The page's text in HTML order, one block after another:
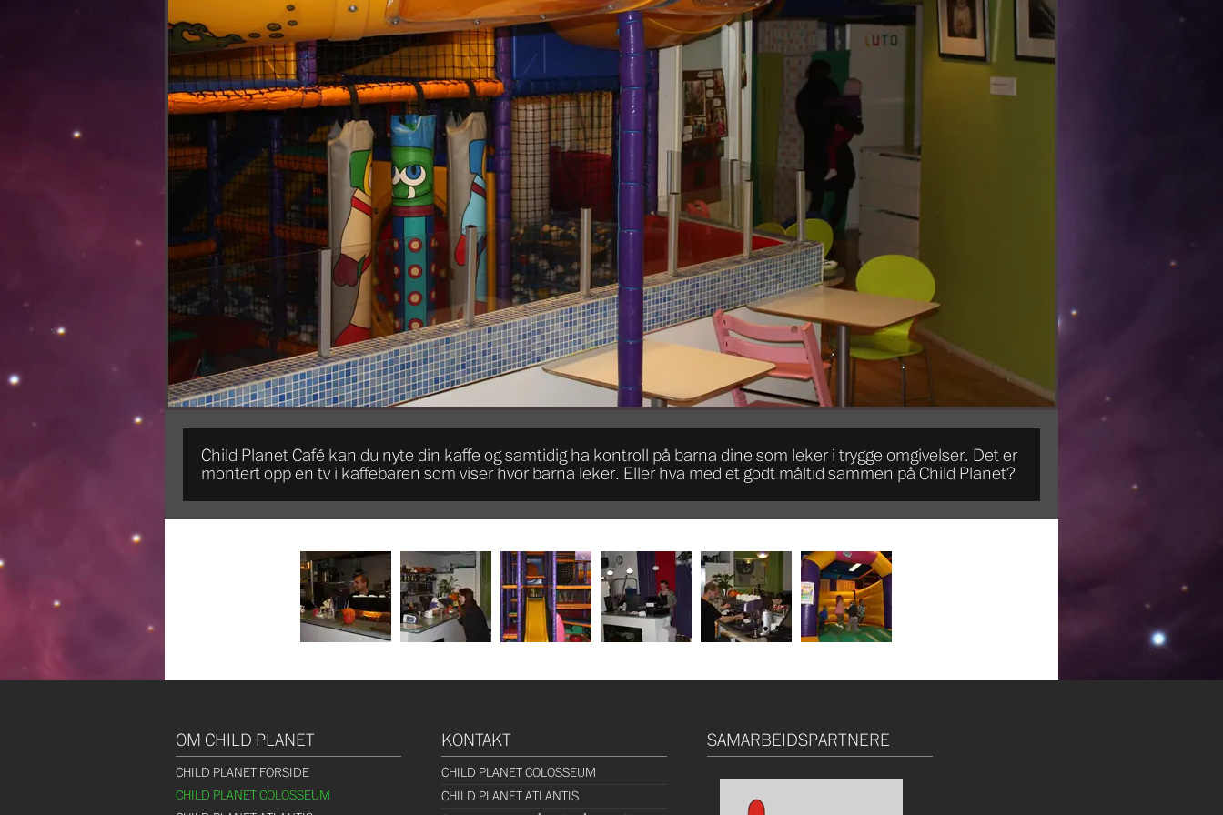
Child Planet Café kan du nyte din kaffe og samtidig ha kontroll på barna dine som leker i trygge omgivelser. Det er
montert opp en tv i kaffebaren som viser hvor barna leker. Eller hva med et godt måltid sammen på Child Planet?
OM CHILD PLANET
CHILD PLANET FORSIDE
CHILD PLANET COLOSSEUM
KONTAKT
CHILD PLANET COLOSSEUM
CHILD PLANET ATLANTIS
SAMARBEIDSPARTNERE